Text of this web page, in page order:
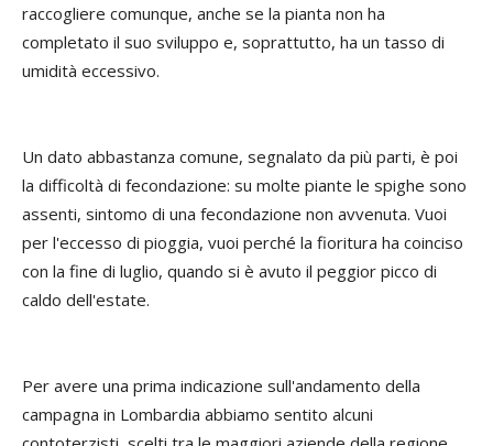
raccogliere comunque, anche se la pianta non ha
completato il suo sviluppo e, soprattutto, ha un tasso di
umidità eccessivo.
Un dato abbastanza comune, segnalato da più parti, è poi
la difficoltà di fecondazione: su molte piante le spighe sono
assenti, sintomo di una fecondazione non avvenuta. Vuoi
per l'eccesso di pioggia, vuoi perché la fioritura ha coinciso
con la fine di luglio, quando si è avuto il peggior picco di
caldo dell'estate.
Per avere una prima indicazione sull'andamento della
campagna in Lombardia abbiamo sentito alcuni